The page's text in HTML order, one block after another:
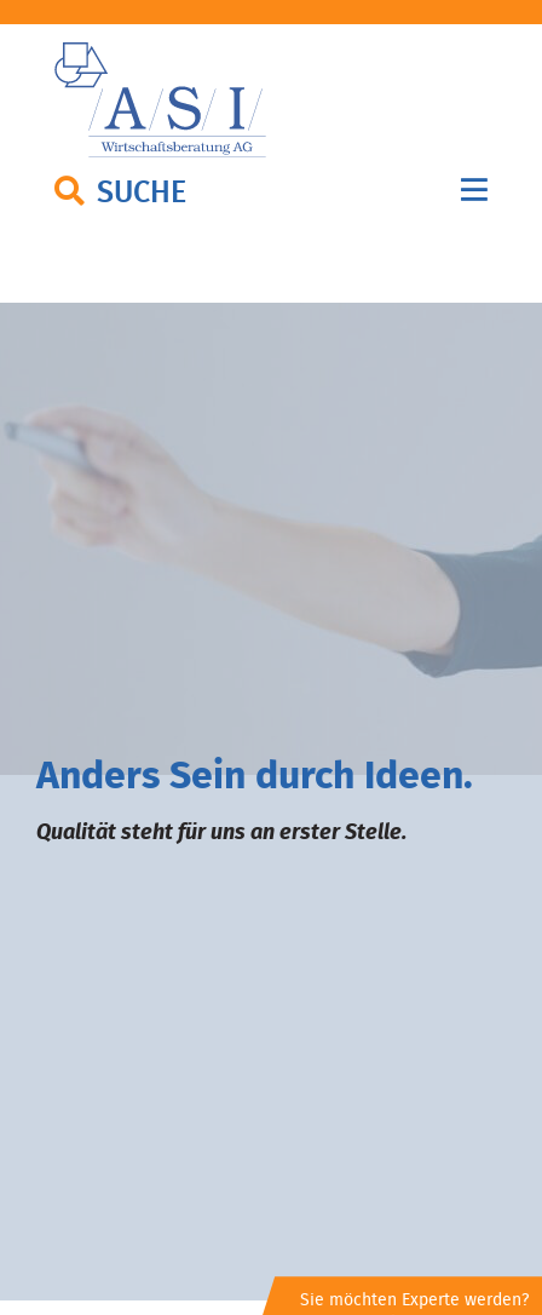
SUCHE
Anders Sein durch deen.
Qualität steht für uns an erster Stelle.
Sie möchten Experte werden?